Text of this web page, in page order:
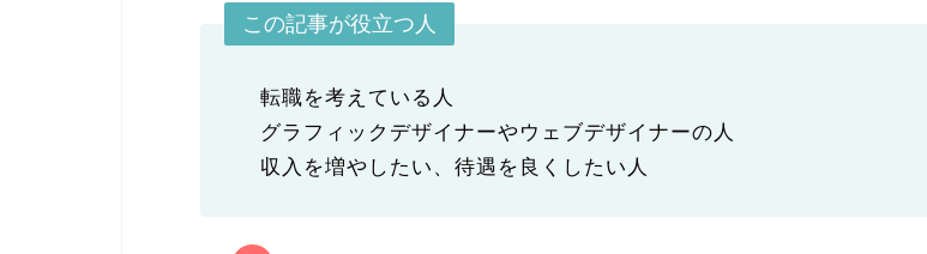
この記事が役立つ人
転職を考えている人
グラフィックデザイナーやウェブデザイナーの人
収入を増やしたい、待遇を良くしたい人